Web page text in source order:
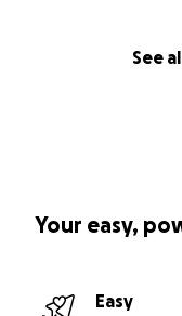
See
Your easy,
Easy